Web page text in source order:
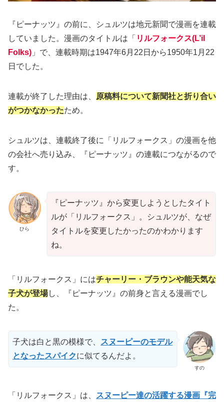
『ピーナッツ』の前に、シュルツは地元新聞で漫画を連載
していました。漫画のタイトルは「 リルフォークス(L’il
Folks) 」で、連載時期は1947年6月22日から1950年1月22
日でした。
連載が終了した理由は、
原稿料について新聞社と折り合い
がつかなかったため。
シュルツは、連載終了後に「リルフォークス」の漫画を他
の会社へ売り込み、『ピーナッツ』の連載につながるので
す。
ひら
『ピーナッツ』から変更しようとしたタイト
ルが「リルフォークス」。シュルツが、なぜ
タイトルを変更したかったのかわかります
ね。
「リルフォークス」にはチャーリー・ブラウンや能天気な
子犬が登場し、『ピーナッツ』の前身と言える漫画でし
た。
すの
子犬は白と黒の模様で、
スヌーピーのモデル
となったスパイクに似てるんだよ。
「リルフォークス」は、
スヌーピー達の活躍する漫画『完